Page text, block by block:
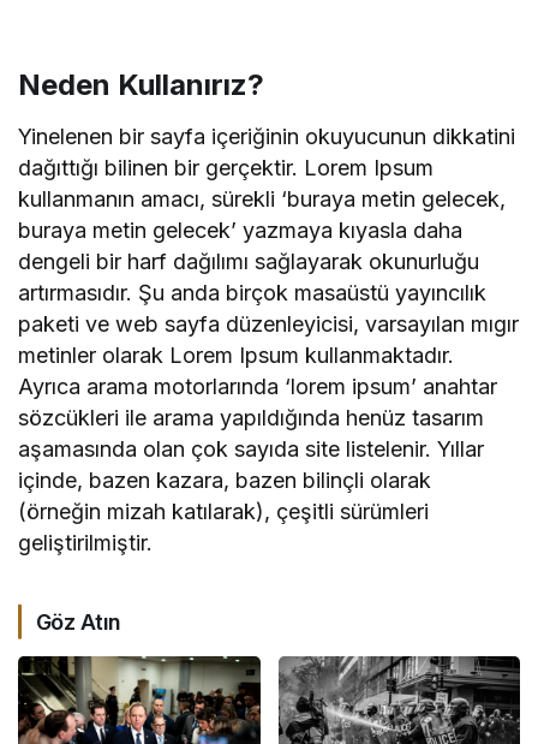
Neden Kullanırız?
Yinelenen bir sayfa içeriğinin okuyucunun dikkatini
dağıttığı bilinen bir gerçektir. Lorem Ipsum
kullanmanın amacı, sürekli ‘buraya metin gelecek,
buraya metin gelecek’ yazmaya kıyasla daha
dengeli bir harf dağılımı sağlayarak okunurluğu
artırmasıdır. Şu anda birçok masaüstü yayıncılık
paketi ve web sayfa düzenleyicisi, varsayılan mıgır
metinler olarak Lorem Ipsum kullanmaktadır.
Ayrıca arama motorlarında ‘lorem ipsum’ anahtar
sözcükleri ile arama yapıldığında henüz tasarım
aşamasında olan çok sayıda site listelenir. Yıllar
içinde, bazen kazara, bazen bilinçli olarak
(örneğin mizah katılarak), çeşitli sürümleri
geliştirilmiştir.
Göz Atın